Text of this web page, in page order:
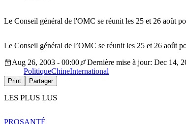
Le Conseil général de l'OMC se réunit les 25 et 26 août
Le Conseil général de l’OMC se réunit les 25 et 26 août
Aug 26, 2003 - 00:00
Dernière mise à jour: Dec 14,
PolitiqueChineInternational
Print Partager
LES PLUS LUS
PROSANTÉ